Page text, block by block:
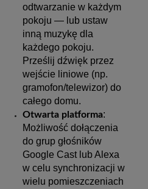
odtwarzanie w każdym
pokoju — lub ustaw
inną muzykę dla
każdego pokoju.
Prześlij dźwięk przez
wejście liniowe (np.
gramofon/telewizor) do
całego domu.
Otwarta platforma:
Możliwość dołączenia
do grup głośników
Google Cast lub Alexa
w celu synchronizacji w
wielu pomieszczeniach